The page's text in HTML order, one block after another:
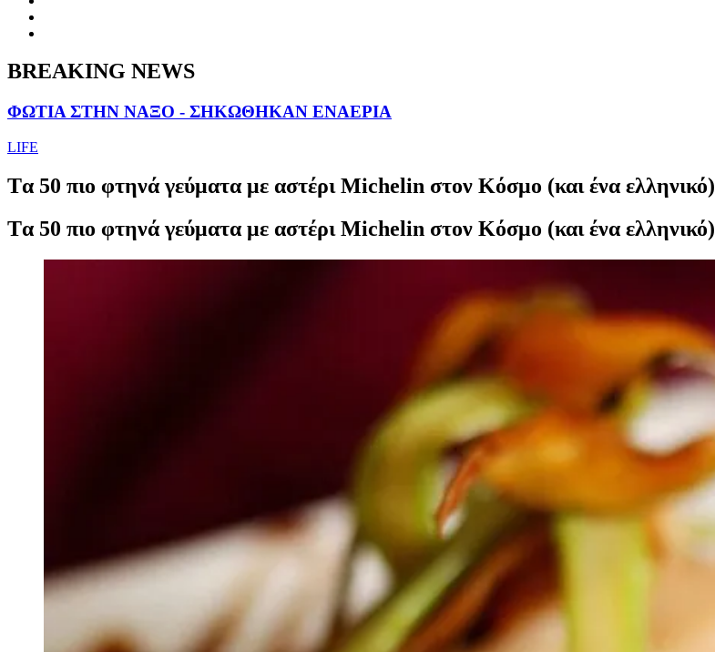
BREAKING NEWS
ΦΩΤΙΑ ΣΤΗΝ ΝΑΞΟ - ΣΗΚΩΘΗΚΑΝ ΕΝΑΕΡΙΑ
LIFE
Tα 50 πιο φτηνά γεύματα με αστέρι Michelin στον Κόσμο (και ένα ελληνικό)
Tα 50 πιο φτηνά γεύματα με αστέρι Michelin στον Κόσμο (και ένα ελληνικό)